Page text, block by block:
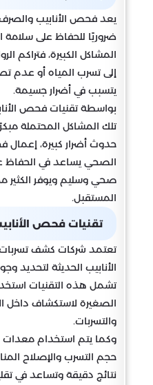
يعد فحص الأنابيب
ضروريًا للحفاظ على
المشاكل الكبيرة، فتراكم
إلى تسرب المياه أو عدم
يتسبب في أضرار جسيمة.
بواسطة تقنيات فحص
تلك المشاكل المحتملة
حدوث أضرار كبيرة،
الصحي يساعد في الحفاظ
صحي وسليم ويوفر الكثير
المستقبل.
تقنيات فحص
تعتمد شركات كشف
الأنابيب الحديثة لتحديد
تشمل هذه التقنيات
الصغيرة لاستكشاف داخل
والتسربات.
وكما يتم استخدام
حجم التسرب والإصلاح
نتائج دقيقة وتساعد في